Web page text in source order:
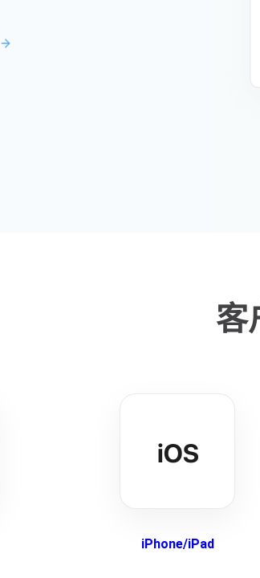
客
iPhone/iPad